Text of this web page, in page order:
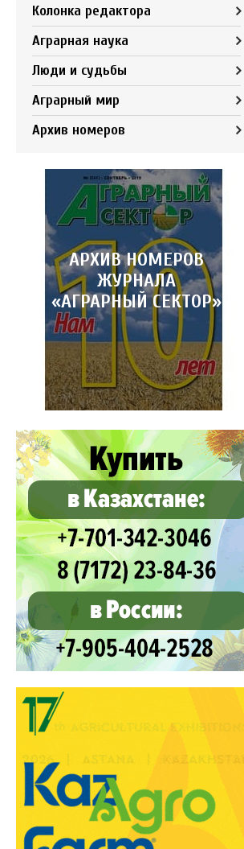
Колонка редактора
Аграрная наука
Люди и судьбы
Аграрный мир
Архив номеров
АРХИВ НОМЕРОВ
ЖУРНАЛА
«АГРАРНЫЙ СЕКТОР»